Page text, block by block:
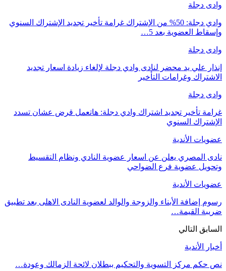
وادى دجلة
وادي دجلة: 50% من الإشتراك غرامة تأخير تجديد الإشتراك السنوي
وإسقاط العضوية بعد 5…
وادى دجلة
إنذار علي يد محضر لنادى وادي دجلة لإلغاء زيادة اسعار تجديد
الاشتراك وغرامات التأخير
وادى دجلة
غرامة تأخير تجديد اشتراك وادي دجلة: هاتعمل قرض عشان تسدد
الإشتراك السنوي
عضويات الأندية
نادى المصري يعلن عن اسعار عضوية النادي ونظام التقسيط
وتحويل عضوية فرع الضواحي
عضويات الأندية
رسوم إضافة الأبناء والزوجة والوالد لعضوية النادى الاهلى بعد تطبيق
ضريبة القيمة…
السابق التالي
أخبار الأندية
نص حكم مركز التسوية والتحكيم ببطلان لائحة الزمالك وعودة…